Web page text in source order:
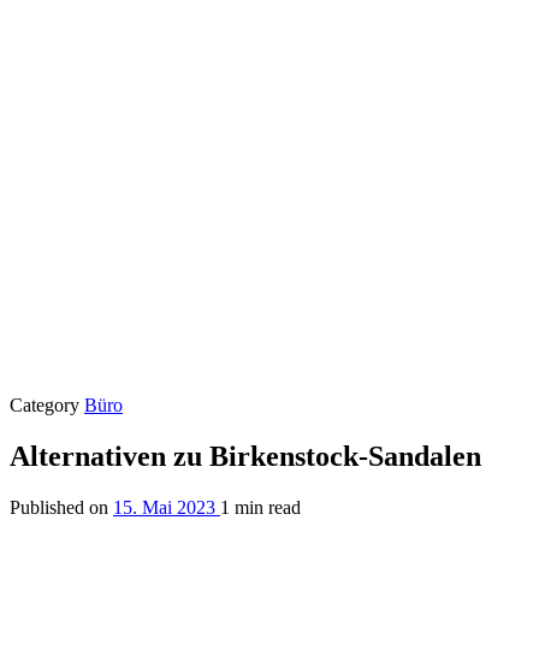
Category Büro
Alternativen zu Birkenstock-Sandalen
Published on 15. Mai 2023 1 min read